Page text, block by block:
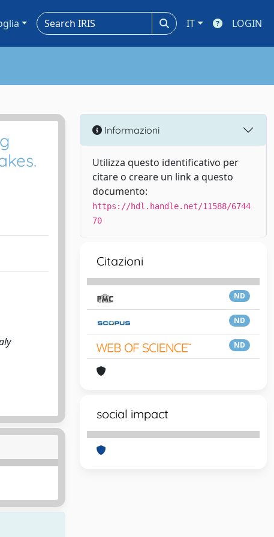
IT LOGIN
Informazioni
Utilizza questo identificativo per
citare o creare un link a questo
documento:
https://hdl.handle.net/11588/6744
70
Citazioni
ND
ND
ND
social impact